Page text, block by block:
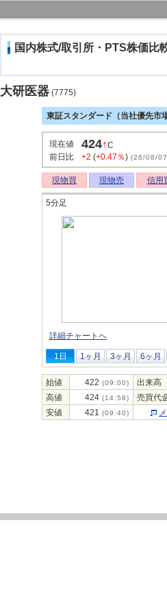
国内株式/取引所・PTS株価比
大研医器 (7775)
東証スタンダード（当社優先市場
現在値 424↑C
前日比
+2 (+0.47％) (26/08/
現物買 現物売 信用
5分足
詳細チャートへ
1日 1ヶ月 3ヶ月 6ヶ月
始値 422 (09:00) 出来高
高値
424 (14:58) 売買代
安値 421 (09:40)